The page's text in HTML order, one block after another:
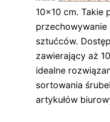
10x10 cm. Takie
przechowywanie
sztućców.
zawierający aż
idealne
sortowania
artykułów